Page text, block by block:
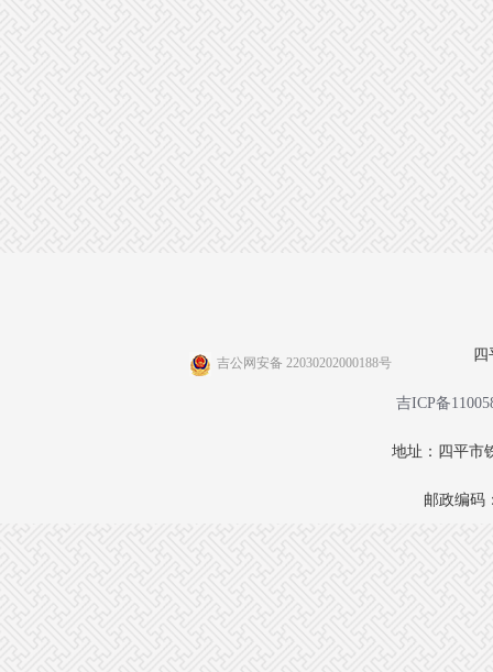
吉公网安备 22030202000188号 四
吉ICP备
地址：四平市
邮政编码